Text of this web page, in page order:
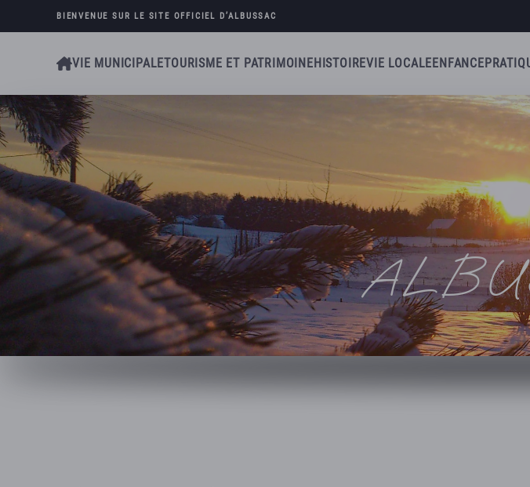
Skip to main content
BIENVENUE SUR LE SITE OFFICIEL D’ALBUSSAC
VIE MUNICIPALETOURISME ET PATRIMOINEHISTOIREVIE LOCALEENFANCE